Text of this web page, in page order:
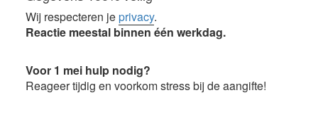
Wij respecteren jeprivacy.
Reactie meestal binnen één werkdag.
Voor 1 mei hulp nodig?
Reageer tijdig en voorkom stress bij de aangifte!